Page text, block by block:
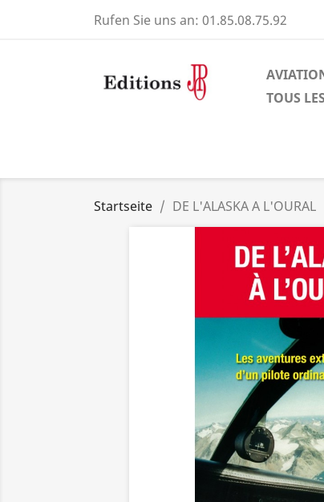
Rufen Sie uns an: 01.85.08.75.92
TOUS
Startseite DE L'ALASKA A L'OURAL